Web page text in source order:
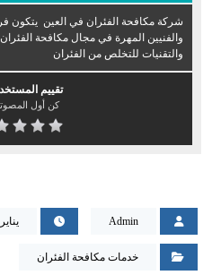
شركة مكافحة الفئران في العين يتكون
والفنيين المهرة في مجال مكافحة
والتقنيات للتخلص من الفئران
تقييم
كن أول
Admin يناير 10,
خدمات مكافحة الفئران